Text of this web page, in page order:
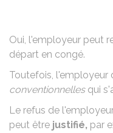
Oui, l'employeur peut
départ en congé.
Toutefois, l'employeur
conventionnellesqui
Le refus de
peut être justifié, par